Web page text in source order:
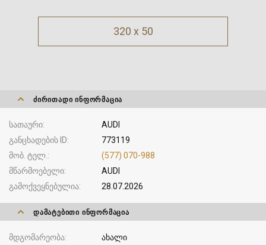
320 x 50
ᲫᲘᲠᲘᲗᲐᲓᲘ ᲘᲜᲤᲝᲠᲛᲐᲪᲘᲐ
სათაური
AUDI
განცხადების ID
773119
მობ. ტელ.
(577) 070-988
მწარმოებელი
AUDI
გამოქვეყნებულია
28.07.2026
ᲓᲐᲛᲐᲢᲔᲑᲘᲗᲘ ᲘᲜᲤᲝᲠᲛᲐᲪᲘᲐ
მდგომარეობა
ახალი